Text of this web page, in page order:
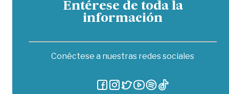
Entérese de toda la
información
Conéctese a nuestras redes sociales